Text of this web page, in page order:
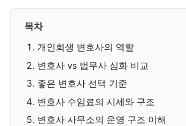
목차
개인회생 변호사의 역할
변호사 vs 법무사 심화 비교
좋은 변호사 선택 기준
변호사 수임료의 시세와 구조
변호사 사무소의 운영 구조 이해